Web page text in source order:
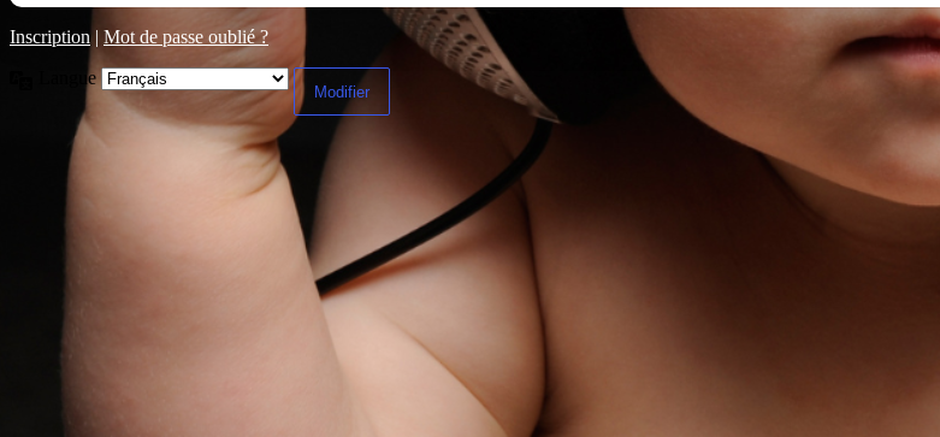
Inscription | Mot de passe oublié ?
Langue